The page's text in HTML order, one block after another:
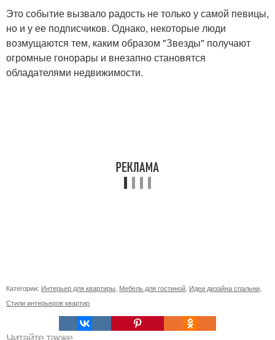
Это событие вызвало радость не только у самой певицы,
но и у ее подписчиков. Однако, некоторые люди
возмущаются тем, каким образом "Звезды" получают
огромные гонорары и внезапно становятся
обладателями недвижимости.
Категории: Интерьер для квартиры Мебель для гостиной Идеи дизайна спальни
Стили интерьеров квартир